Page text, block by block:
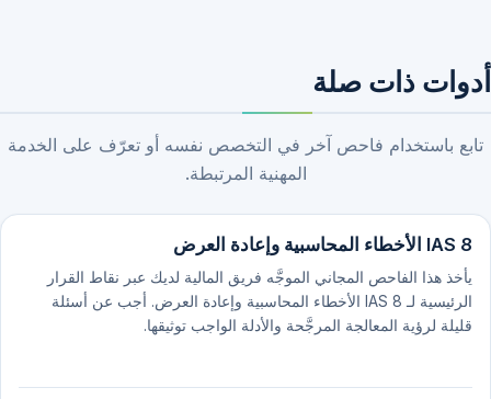
أدوات ذات صلة
تابع باستخدام فاحص آخر في التخصص نفسه أو تعرّف على الخدمة
المهنية المرتبطة.
IAS 8 الأخطاء المحاسبية وإعادة العرض
يأخذ هذا الفاحص المجاني الموجَّه فريق المالية لديك عبر نقاط القرار
الرئيسية لـ IAS 8 الأخطاء المحاسبية وإعادة العرض. أجب عن أسئلة
قليلة لرؤية المعالجة المرجَّحة والأدلة الواجب توثيقها.